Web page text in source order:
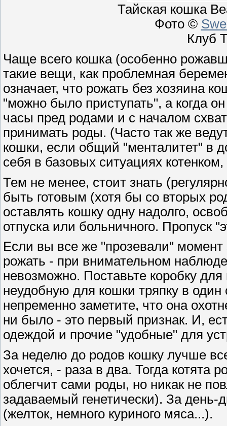
Тайская кошка
Фото ©
Клуб
Чаще всего кошка (особенно
такие вещи, как проблемная
означает, что рожать без хозяина
"можно было приступать", а когда
часы пред родами и с началом
принимать роды. (Часто так же
кошки, если общий "менталитет" в
себя в базовых ситуациях
Тем не менее, стоит знать
быть готовым (хотя бы со вторых
оставлять кошку одну надолго,
отпуска или больничного. Пропуск
Если вы все же "прозевали" момент
рожать - при внимательном
невозможно. Поставьте коробку
неудобную для кошки тряпку в
непременно заметите, что она
ни было - это первый признак. И,
одеждой и прочие "удобные" для
За неделю до родов кошку лучше
хочется, - раза в два. Тогда котята
облегчит сами роды, но никак не
задаваемый генетически). За день-
(желток, немного куриного мяса...).